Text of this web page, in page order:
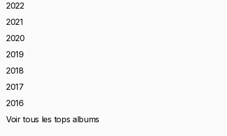
2022
2021
2020
2019
2018
2017
2016
Voir tous les tops albums